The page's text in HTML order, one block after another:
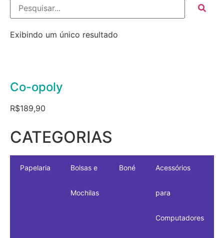
Exibindo um único resultado
CATEGORIAS
Papelaria Bolsas e
Mochilas
Boné Acessórios
para
Computadores
Co-opoly
R$189,90